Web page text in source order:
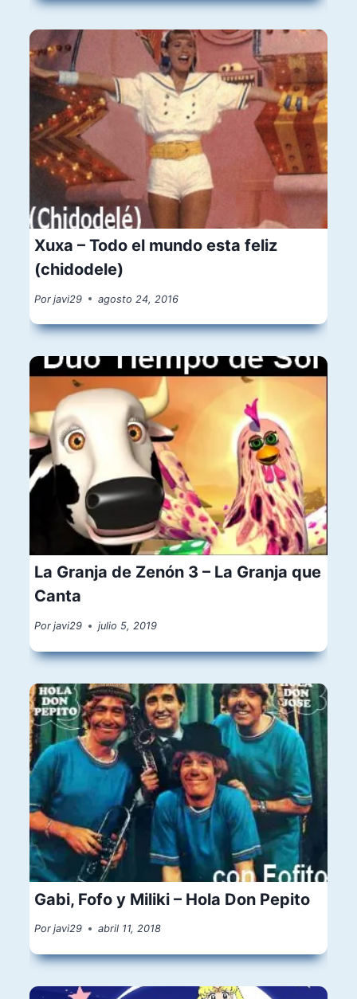
Xuxa – Todo el mundo esta feliz
(chidodele)
Por javi29 agosto 24, 2016
La Granja de Zenón 3 – La Granja que
Canta
Por javi29 julio 5, 2019
Gabi, Fofo y Miliki – Hola Don Pepito
Por javi29 abril 11, 2018